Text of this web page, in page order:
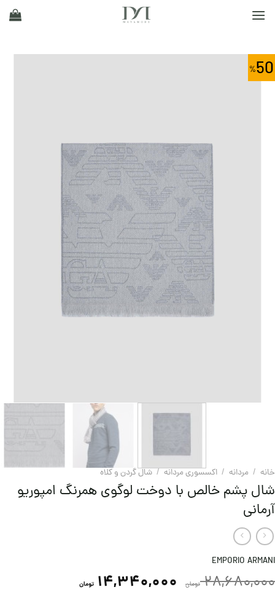
50
خانه / مردانه / اکسسوری مردانه / شال گردن و کلاه
شال پشم خالص با دوخت لوگوی همرنگ امپوریو
آرمانی
EMPORIO ARMANI
28,680,000 تومان 14,340,000 تومان